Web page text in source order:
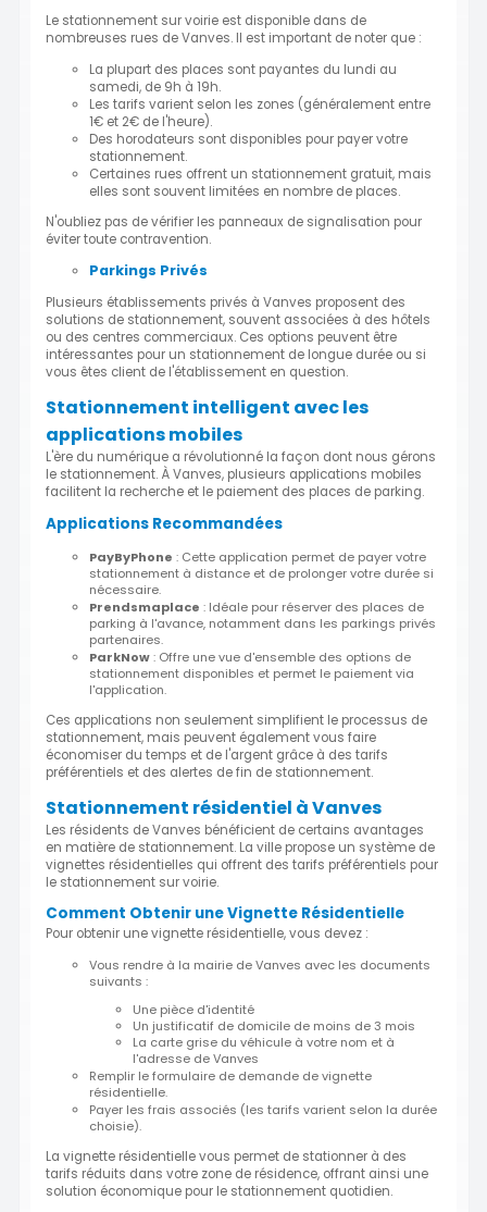
Le stationnement sur voirie est disponible dans de
nombreuses rues de Vanves. Il est important de noter que :
La plupart des places sont payantes du lundi au
samedi, de 9h à 19h.
Les tarifs varient selon les zones (généralement entre
1€ et 2€ de l'heure).
Des horodateurs sont disponibles pour payer votre
stationnement.
Certaines rues offrent un stationnement gratuit, mais
elles sont souvent limitées en nombre de places.
N'oubliez pas de vérifier les panneaux de signalisation pour
éviter toute contravention.
Parkings Privés
Plusieurs établissements privés à Vanves proposent des
solutions de stationnement, souvent associées à des hôtels
ou des centres commerciaux. Ces options peuvent être
intéressantes pour un stationnement de longue durée ou si
vous êtes client de l'établissement en question.
Stationnement intelligent avec les
applications mobiles
L'ère du numérique a révolutionné la façon dont nous gérons
le stationnement. À Vanves, plusieurs applications mobiles
facilitent la recherche et le paiement des places de parking.
Applications Recommandées
PayByPhone : Cette application permet de payer votre
stationnement à distance et de prolonger votre durée si
nécessaire.
Prendsmaplace : Idéale pour réserver des places de
parking à l'avance, notamment dans les parkings privés
partenaires.
ParkNow: Offre une vue d'ensemble des options de
stationnement disponibles et permet le paiement via
l'application.
Ces applications non seulement simplifient le processus de
stationnement, mais peuvent également vous faire
économiser du temps et de l'argent grâce à des tarifs
préférentiels et des alertes de fin de stationnement.
Stationnement résidentiel à Vanves
Les résidents de Vanves bénéficient de certains avantages
en matière de stationnement. La ville propose un système de
vignettes résidentielles qui offrent des tarifs préférentiels pour
le stationnement sur voirie.
Comment Obtenir une Vignette Résidentielle
Pour obtenir une vignette résidentielle, vous devez :
Vous rendre à la mairie de Vanves avec les documents
suivants :
Une pièce d'identité
Un justificatif de domicile de moins de 3 mois
La carte grise du véhicule à votre nom et à
l'adresse de Vanves
Remplir le formulaire de demande de vignette
résidentielle.
Payer les frais associés (les tarifs varient selon la durée
choisie).
La vignette résidentielle vous permet de stationner à des
tarifs réduits dans votre zone de résidence, offrant ainsi une
solution économique pour le stationnement quotidien.